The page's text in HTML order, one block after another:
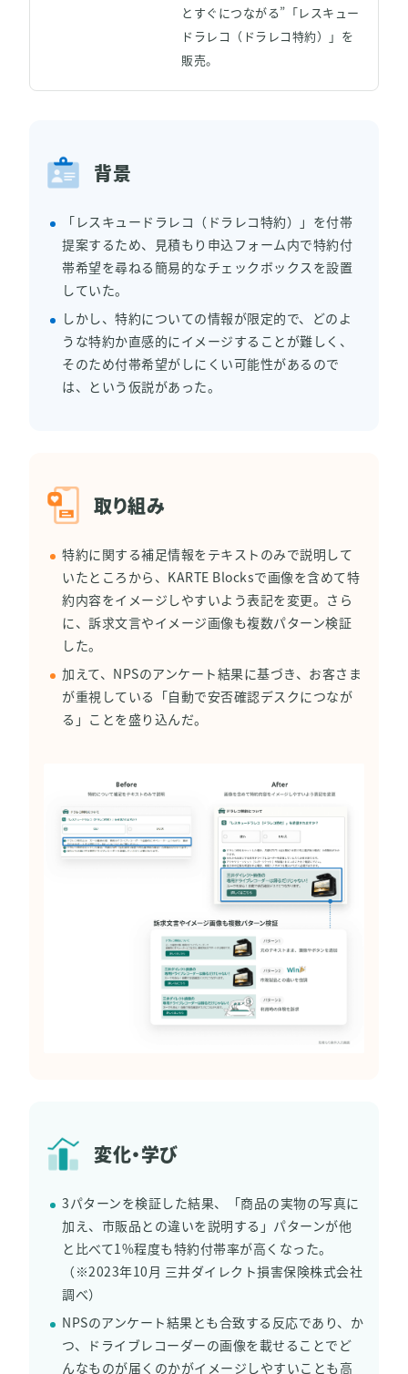
とすぐにつながる”「レスキュー
ドラレコ（ドラレコ特約）」を
販売。
背景
「レスキュードラレコ（ドラレコ特約）」を付帯
提案するため、見積もり申込フォーム内で特約付
帯希望を尋ねる簡易的なチェックボックスを設置
していた。
しかし、特約についての情報が限定的で、どのよ
うな特約か直感的にイメージすることが難しく、
そのため付帯希望がしにくい可能性があるので
は、という仮説があった。
取り組み
特約に関する補足情報をテキストのみで説明して
いたところから、KARTE Blocksで画像を含めて特
約内容をイメージしやすいよう表記を変更。さら
に、訴求文言やイメージ画像も複数パターン検証
した。
加えて、NPSのアンケート結果に基づき、お客さま
が重視している「自動で安否確認デスクにつなが
る」ことを盛り込んだ。
変化・学び
3パターンを検証した結果、「商品の実物の写真に
加え、市販品との違いを説明する」パターンが他
と比べて1%程度も特約付帯率が高くなった。
（※2023年10月 三井ダイレクト損害保険株式会社
調べ）
NPSのアンケート結果とも合致する反応であり、か
つ、ドライブレコーダーの画像を載せることでど
んなものが届くのかがイメージしやすいことも高